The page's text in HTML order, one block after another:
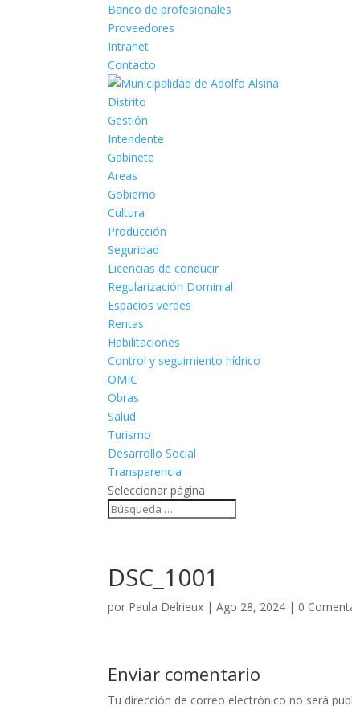
Banco de profesionales
Proveedores
Intranet
Contacto
Distrito
Gestión
Intendente
Gabinete
Areas
Gobierno
Cultura
Producción
Seguridad
Licencias de conducir
Regularización Dominial
Espacios verdes
Rentas
Habilitaciones
Control y seguimiento hídrico
OMIC
Obras
Salud
Turismo
Desarrollo Social
Transparencia
Seleccionar página
DSC_1001
por Paula Delrieux |Ago 28, 2024 | 0
Enviar comentario
Tu dirección de correo electrónico no será